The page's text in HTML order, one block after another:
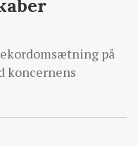
på
koncernens